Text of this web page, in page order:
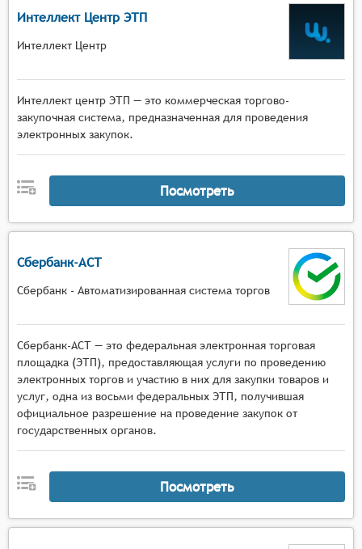
Интеллект Центр ЭТП
Интеллект Центр
Интеллект центр ЭТП — это коммерческая торгово-
закупочная система, предназначенная для проведения
электронных закупок.
Посмотреть
Сбербанк-АСТ
Сбербанк - Автоматизированная система торгов
Сбербанк-АСТ — это федеральная электронная торговая
площадка (ЭТП), предоставляющая услуги по проведению
электронных торгов и участию в них для закупки товаров и
услуг, одна из восьми федеральных ЭТП, получившая
официальное разрешение на проведение закупок от
государственных органов.
Посмотреть